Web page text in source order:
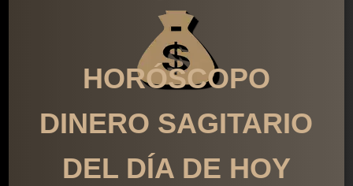
HORÓSCOPO
DINERO SAGITARIO
DEL DÍA DE HOY